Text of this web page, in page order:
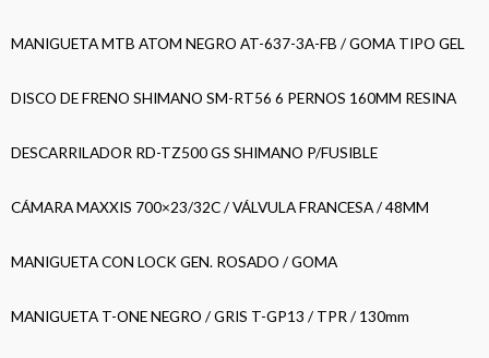
MANIGUETA MTB ATOM NEGRO AT-637-3A-FB / GOMA TIPO GEL
DISCO DE FRENO SHIMANO SM-RT56 6 PERNOS 160MM RESINA
DESCARRILADOR RD-TZ500 GS SHIMANO P/FUSIBLE
CÁMARA MAXXIS 700×23/32C / VÁLVULA FRANCESA / 48MM
MANIGUETA CON LOCK GEN. ROSADO / GOMA
MANIGUETA T-ONE NEGRO / GRIS T-GP13 / TPR / 130mm